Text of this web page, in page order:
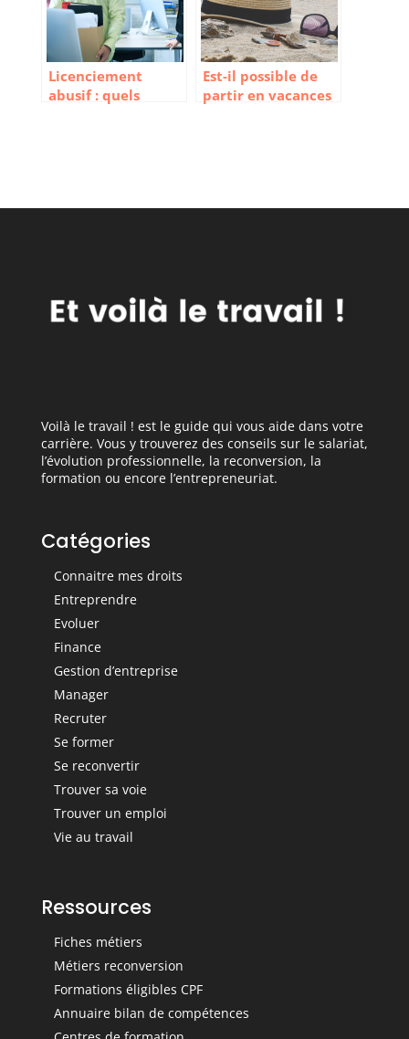
Licenciement
abusif : quels
Est-il possible de
partir en vacances
Voilà le travail ! est le guide qui vous aide dans votre
carrière. Vous y trouverez des conseils sur le salariat,
l’évolution professionnelle, la reconversion, la
formation ou encore l’entrepreneuriat.
Catégories
Connaitre mes droits
Entreprendre
Evoluer
Finance
Gestion d’entreprise
Manager
Recruter
Se former
Se reconvertir
Trouver sa voie
Trouver un emploi
Vie au travail
Ressources
Fiches métiers
Métiers reconversion
Formations éligibles CPF
Annuaire bilan de compétences